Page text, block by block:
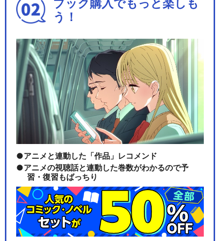
ブック購入でもっと楽しも
う！
アニメと連動した「作品」レコメンド
アニメの視聴話と連動した巻数がわかるので予
習・復習もばっちり